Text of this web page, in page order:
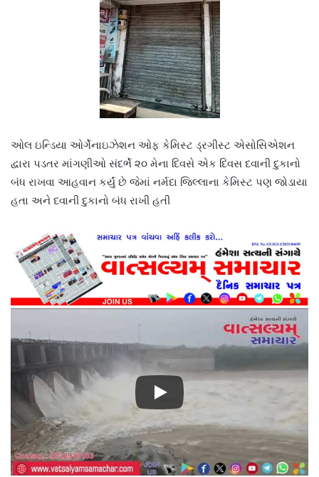
ઓલ ઇન્ડિયા ઓર્ગેનાઇઝેશન ઓફ કેમિસ્ટ ડ્રગીસ્ટ એસોસિએશન
દ્વારા પડતર માંગણીઓ સંદર્ભે ૨૦ મેના દિવસે એક દિવસ દવાની દુકાનો
બંધ રાખવા આહવાન કર્યું છે જેમાં નર્મદા જિલ્લાના કેમિસ્ટ પણ જોડાયા
હતા અને દવાની દુકાનો બંધ રાખી હતી